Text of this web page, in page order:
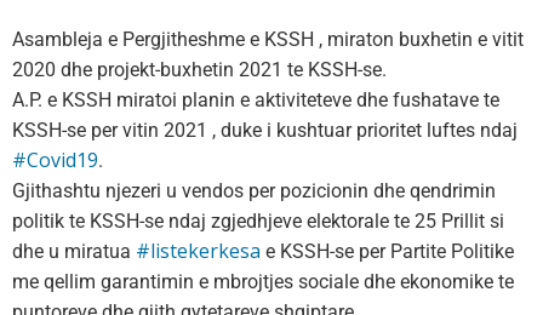
Asambleja e Pergjitheshme e KSSH , miraton buxhetin e vitit
2020 dhe projekt-buxhetin 2021 te KSSH-se.
A.P. e KSSH miratoi planin e aktiviteteve dhe fushatave te
KSSH-se per vitin 2021 , duke i kushtuar prioritet luftes ndaj
#Covid19.
Gjithashtu njezeri u vendos per pozicionin dhe qendrimin
politik te KSSH-se ndaj zgjedhjeve elektorale te 25 Prillit si
dhe u miratua #listekerkesa e KSSH-se per Partite Politike
me qellim garantimin e mbrojtjes sociale dhe ekonomike te